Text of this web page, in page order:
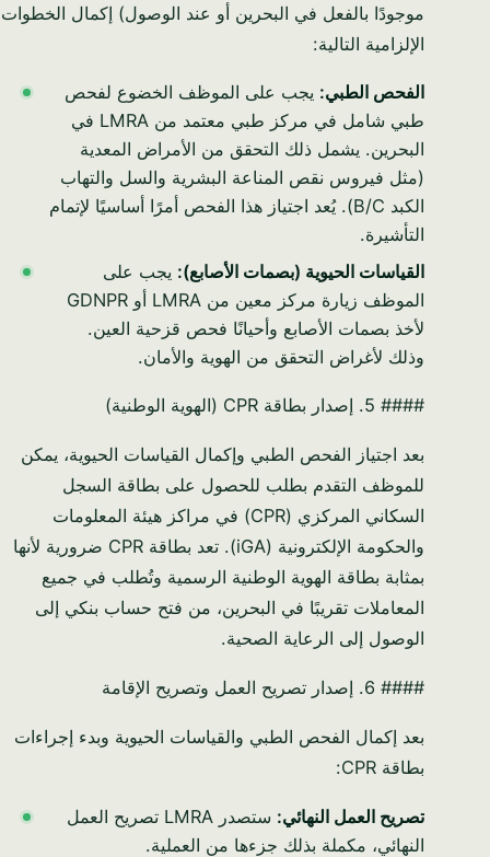
موجودًا بالفعل في البحرين أو عند الوصول) إكمال الخطوات
الإلزامية التالية:
الفحص الطبي: يجب على الموظف الخضوع لفحص
طبي شامل في مركز طبي معتمد من LMRA في
البحرين. يشمل ذلك التحقق من الأمراض المعدية
(مثل فيروس نقص المناعة البشرية والسل والتهاب
الكبد B/C). يُعد اجتياز هذا الفحص أمرًا أساسيًا لإتمام
التأشيرة.
القياسات الحيوية (بصمات الأصابع): يجب على
الموظف زيارة مركز معين من LMRA أو GDNPR
لأخذ بصمات الأصابع وأحيانًا فحص قزحية العين.
وذلك لأغراض التحقق من الهوية والأمان.
#### 5. إصدار بطاقة CPR (الهوية الوطنية)
بعد اجتياز الفحص الطبي وإكمال القياسات الحيوية، يمكن
للموظف التقدم بطلب للحصول على بطاقة السجل
السكاني المركزي (CPR) في مراكز هيئة المعلومات
والحكومة الإلكترونية (iGA). تعد بطاقة CPR ضرورية لأنها
بمثابة بطاقة الهوية الوطنية الرسمية وتُطلب في جميع
المعاملات تقريبًا في البحرين، من فتح حساب بنكي إلى
الوصول إلى الرعاية الصحية.
#### 6. إصدار تصريح العمل وتصريح الإقامة
بعد إكمال الفحص الطبي والقياسات الحيوية وبدء إجراءات
بطاقة CPR:
تصريح العمل النهائي:
ستصدر LMRA تصريح العمل
النهائي، مكملة بذلك جزءها من العملية.